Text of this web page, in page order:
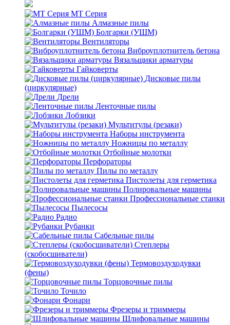
MT Серия
Алмазные пилы
Болгарки (УШМ)
Вентиляторы
Виброуплотнитель бетона
Вязальщики арматуры
Гайковерты
Дисковые пилы
(циркулярные)
Дрели
Ленточные пилы
Лобзики
Мультитулы (резаки)
Наборы инструмента
Ножницы по металлу
Отбойные молотки
Перфораторы
Пилы по металлу
Пистолеты для герметика
Полировальные машины
Профессиональные станки
Пылесосы
Радио
Рубанки
Сабельные пилы
Степлеры
(скобосшиватели)
Термовоздуходувки
(фены)
Торцовочные пилы
Точило
Фонари
Фрезеры и триммеры
Шлифовальные машины